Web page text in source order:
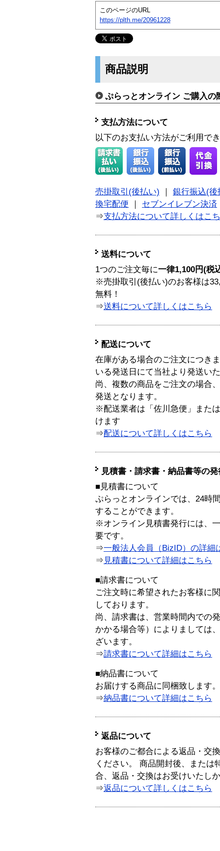
このページのURL
https://plth.me/20961228
商品説明
ぷらっとオンライン ご購入の
支払方法について
以下のお支払い方法がご利用で
売掛取引(後払い)
銀行振込(後
換宅配便
セブンイレブン決済
⇒支払方法について詳しくはこ
送料について
1つのご注文毎に一律1,100円(税
※売掛取引(後払い)のお客様は
無料！
⇒送料について詳しくはこちら
配送について
在庫がある場合のご注文につき
いる発送日にて当社より発送い
尚、複数の商品をご注文の場合
発送となります。
※配送業者は「佐川急便」また
けます
⇒配送について詳しくはこちら
見積書・請求書・納品書等の
■見積書について
ぷらっとオンラインでは、24時
することができます。
※オンライン見積書発行には、
要です。
⇒一般法人会員（BizID）の詳細
⇒ 見積書について詳細はこちら
■請求書について
ご注文時に希望されたお客様に
しております。
尚、請求書は、営業時間内での
かかる場合等）によりましては
ざいます。
⇒請求書について詳細はこちら
■納品書について
お届けする商品に同梱致します。
⇒納品書について詳細はこちら
返品について
お客様のご都合による返品・交
ください。 商品開封後、または
合、返品・交換はお受けいたし
⇒返品について詳しくはこちら